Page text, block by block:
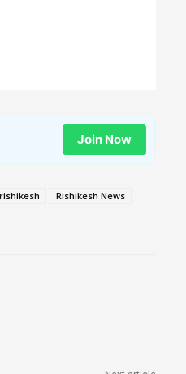
Join Now
rishikesh
Rishikesh News